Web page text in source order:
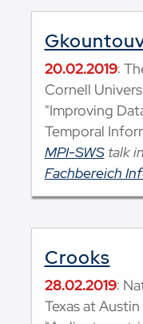
20.02.2019:
Cornell
"Improving
Temporal
MPI-SWStalk
Fachbereich
Crooks
28.02.2019:
Texas at Austin